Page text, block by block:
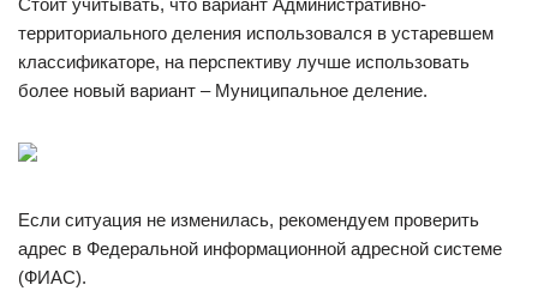
Стоит учитывать, что вариант Административно-
территориального деления использовался в устаревшем
классификаторе, на перспективу лучше использовать
более новый вариант – Муниципальное деление.
Если ситуация не изменилась, рекомендуем проверить
адрес в Федеральной информационной адресной системе
(ФИАС).